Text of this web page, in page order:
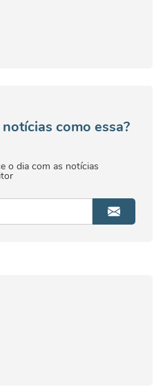
como essa?
o dia com as notícias